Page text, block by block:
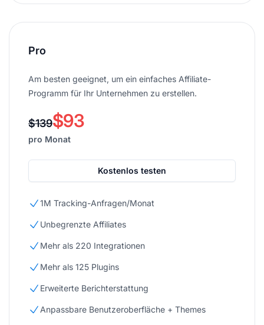
Pro
Am besten geeignet, um ein einfaches Affiliate-
Programm für Ihr Unternehmen zu erstellen.
$139$93
pro Monat
Kostenlos testen
1M Tracking-Anfragen/Monat
Unbegrenzte Affiliates
Mehr als 220 Integrationen
Mehr als 125 Plugins
Erweiterte Berichterstattung
Anpassbare Benutzeroberfläche + Themes